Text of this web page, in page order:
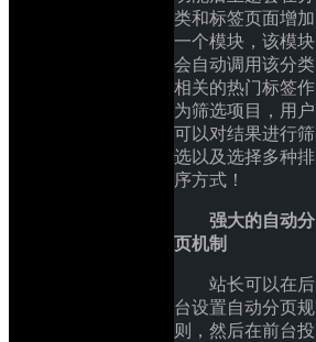
类和标签页面增加
一个模块，该模块
会自动调用该分类
相关的热门标签作
为筛选项目，用户
可以对结果进行筛
选以及选择多种排
序方式！
强大的自动分
页机制
站长可以在后
台设置自动分页规
则，然后在前台投